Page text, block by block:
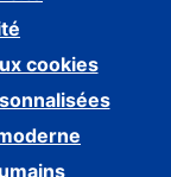
cookies